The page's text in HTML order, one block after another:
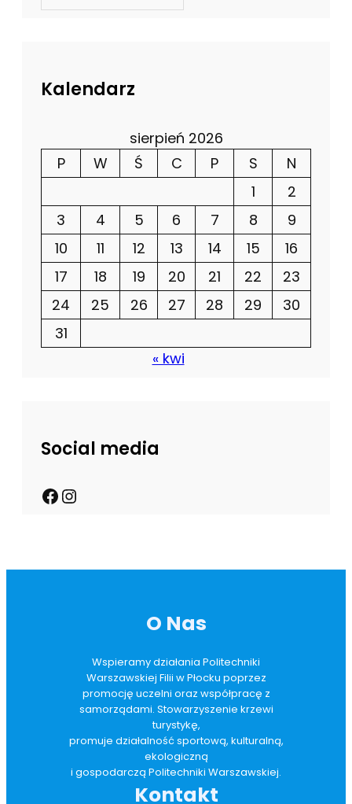
Kalendarz
sierpień 2026
P
W Ś C P S
N
1
2
3
4 5 6 7 8
9
10
11 12 13 14 15
16
17
18 19 20 21 22
23
24
25 26 27 28 29
30
31
« kwi
Social media
O Nas
Wspieramy działania Politechniki
Warszawskiej Filii w Płocku poprzez
promocję uczelni oraz współpracę z
samorządami. Stowarzyszenie krzewi
turystykę,
promuje działalność sportową, kulturalną,
ekologiczną
i gospodarczą Politechniki Warszawskiej.
Kontakt